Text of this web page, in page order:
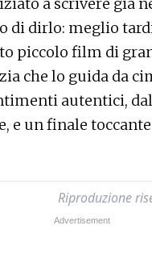
di dirlo: meglio
piccolo film di
che lo guida da
autentici,
e un finale
Riproduzione